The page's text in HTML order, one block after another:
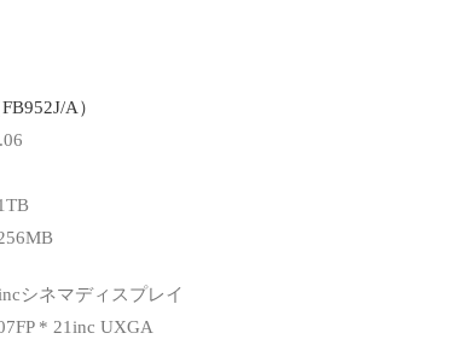
FB952J/A）
シネマディスプレイ
* 21inc UXGA